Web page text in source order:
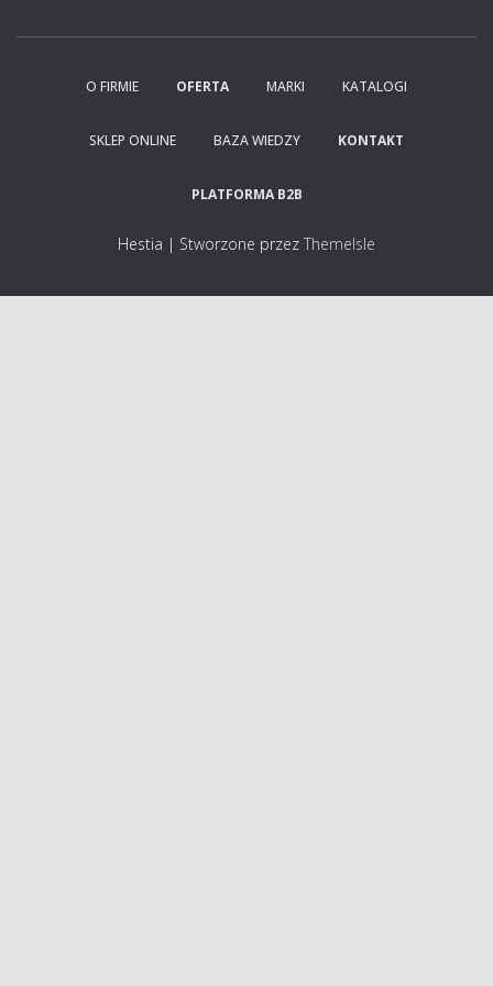
O FIRMIE OFERTA MARKI KATALOGI
SKLEP ONLINE BAZA WIEDZY KONTAKT
PLATFORMA B2B
Hestia | Stworzone przez ThemeIsle